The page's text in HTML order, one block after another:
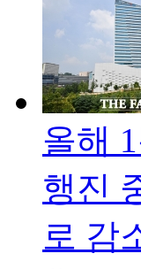
올해
행진
로 감